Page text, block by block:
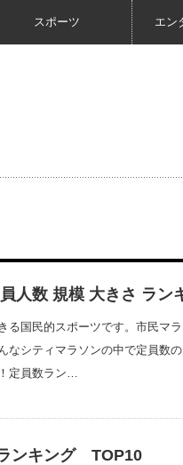
スポーツ エン
人数 規模 大きさ ラン
る国民的スポーツです。市民マ
なシティマラソンの中で定員数
定員数ラン…
ンキング TOP10